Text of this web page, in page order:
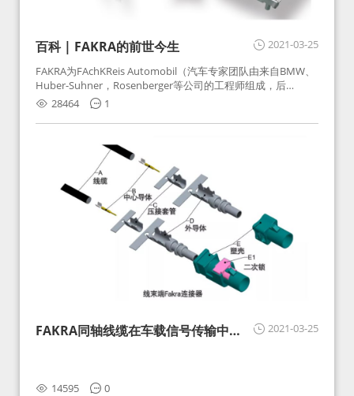
2021-03-25
百科 | FAKRA的前世今生
FAKRA为FAchKReis Automobil（汽车专家团队由来自BMW、
Huber-Suhner，Rosenberger等公司的工程师组成，后
Huber-Suhner相关连接器业务及技术在2010年并入
Rosenberger）缩写。起初为BMW需求用于车载收音机天线连
接，如今FAKRA已成为汽车行业通用标准的射频连接器，被业
28464 1
2021-03-25
FAKRA同轴线缆在车载信号传输中的
14595 0